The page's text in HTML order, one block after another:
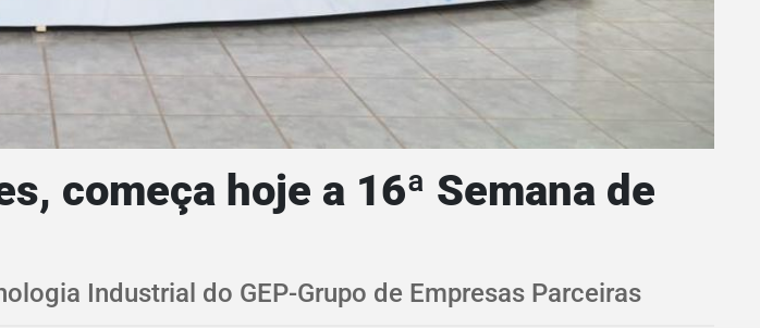
começa hoje a 16ª Semana de
Industrial do GEP-Grupo de Empresas Parceiras